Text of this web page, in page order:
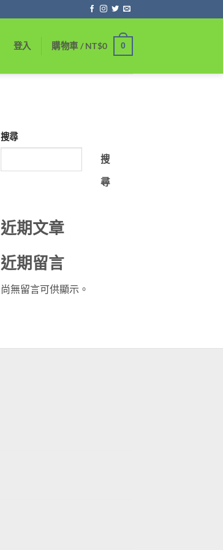
登入 購物車 /NT$0 0
搜尋
搜
尋
近期文章
近期留言
尚無留言可供顯示。